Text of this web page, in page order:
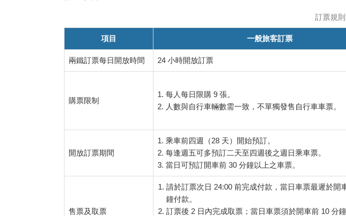
訂票規
項目 一般旅客訂票
兩鐵訂票每日開放時間 24 小時開放訂票
購票限制
1. 每人每日限購 9 張。
2. 人數與自行車輛數需一致，不單獨發售自行車車票。
開放訂票期間
1. 乘車前四週（28 天）開始預訂。
2. 每逢週五可多預訂二天至四週後之週日乘車票。
3. 當日可預訂開車前 30 分鐘以上之車票。
售票及取票
請於訂票次日 24:00 前完成付款，當日車票最遲於開
鐘付款。
訂票後 2 日內完成取票；當日車票須於開車前 10 分